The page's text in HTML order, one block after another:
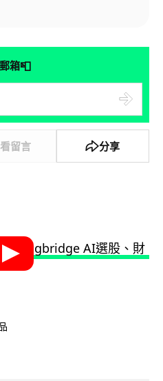
箱📮
看留言 分享